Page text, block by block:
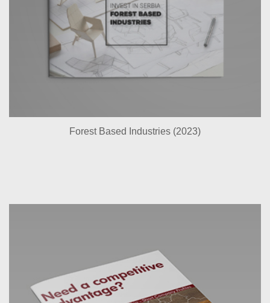
Forest Based Industries (2023)